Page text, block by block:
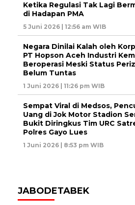
Ketika Regulasi Tak Lagi
di Hadapan PMA
5 Juni 2026 | 12:56 am WIB
Negara Dinilai Kalah oleh
PT Hopson Aceh Industri
Beroperasi Meski Status
Belum Tuntas
1 Juni 2026 | 11:26 pm WIB
Sempat Viral di Medsos,
Uang di Jok Motor Stadion
Bukit Diringkus Tim URC
Polres Gayo Lues
1 Juni 2026 | 8:53 pm WIB
JABODETABEK